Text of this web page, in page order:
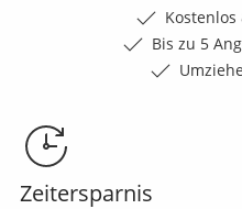
Bis zu 5
Zeitersparnis